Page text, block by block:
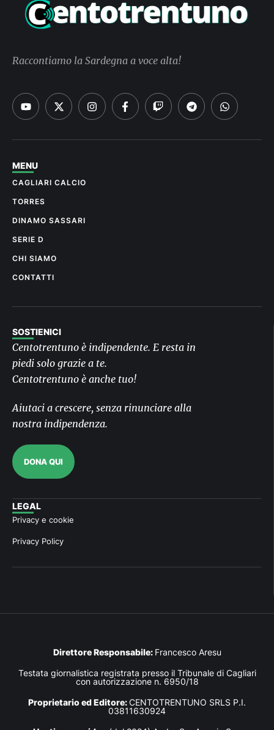
Raccontiamo la Sardegna a voce alta!
MENU
CAGLIARI CALCIO
TORRES
DINAMO SASSARI
SERIE D
CHI SIAMO
CONTATTI
SOSTIENICI
Centotrentuno è indipendente. E resta in
piedi solo grazie a te.
Centotrentuno è anche tuo!
Aiutaci a crescere, senza rinunciare alla
nostra indipendenza.
DONA QUI
LEGAL
Privacy e cookie
Privacy Policy
Direttore Responsabile: Francesco Aresu
Testata giornalistica registrata presso il Tribunale di Cagliari
con autorizzazione n. 6950/18
Proprietario ed Editore:CENTOTRENTUNO SRLS P.I.
03811630924